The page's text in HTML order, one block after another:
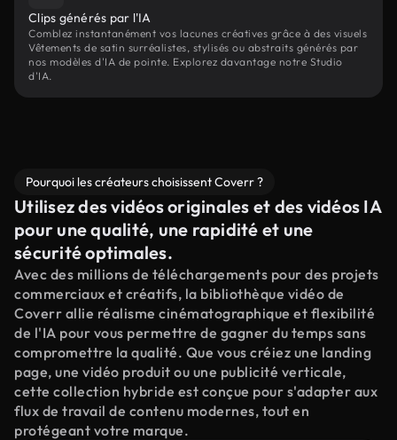
Clips générés par l'IA
Comblez instantanément vos lacunes créatives grâce à des visuels
Vêtements de satin surréalistes, stylisés ou abstraits générés par
nos modèles d'IA de pointe. Explorez davantage notre Studio
d'IA.
Pourquoi les créateurs choisissent Coverr ?
Utilisez des vidéos originales et des vidéos IA
pour une qualité, une rapidité et une
sécurité optimales.
Avec des millions de téléchargements pour des projets
commerciaux et créatifs, la bibliothèque vidéo de
Coverr allie réalisme cinématographique et flexibilité
de l'IA pour vous permettre de gagner du temps sans
compromettre la qualité. Que vous créiez une landing
page, une vidéo produit ou une publicité verticale,
cette collection hybride est conçue pour s'adapter aux
flux de travail de contenu modernes, tout en
protégeant votre marque.